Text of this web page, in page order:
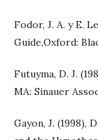
Fodor, J. A. y E.
Guide,Oxford:
Futuyma, D. J.
MA: Sinauer
Gayon, J. (1998),